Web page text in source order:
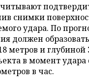
снимки
удара. По
должен
метров и глубиной
в момент удара
в час.